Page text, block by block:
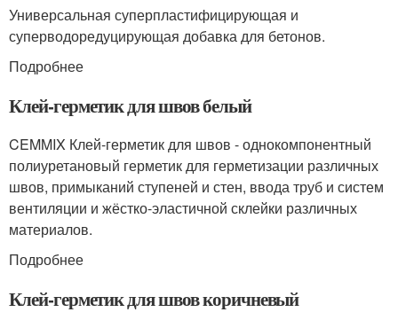
Универсальная суперпластифицирующая и
суперводоредуцирующая добавка для бетонов.
Подробнее
Клей-герметик для швов белый
CEMMIX Клей-герметик для швов - однокомпонентный
полиуретановый герметик для герметизации различных
швов, примыканий ступеней и стен, ввода труб и систем
вентиляции и жёстко-эластичной склейки различных
материалов.
Подробнее
Клей-герметик для швов коричневый